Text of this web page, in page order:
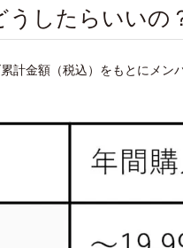
したらいいの
計金額（税込）をもとにメン